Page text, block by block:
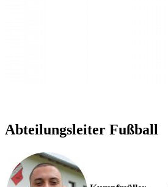
Abteilungsleiter Fußball